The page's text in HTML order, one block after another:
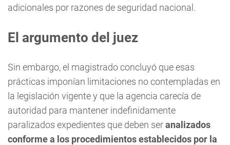
adicionales por razones de seguridad nacional.
El argumento del juez
Sin embargo, el magistrado concluyó que esas
prácticas imponían limitaciones no contempladas en
la legislación vigente y que la agencia carecía de
autoridad para mantener indefinidamente
paralizados expedientes que deben seranalizados
conforme a los procedimientos establecidos por la